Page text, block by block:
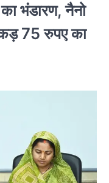
भंडारण, नैनो
75 रुपए का